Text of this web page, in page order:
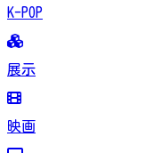
K-POP
展示
映画